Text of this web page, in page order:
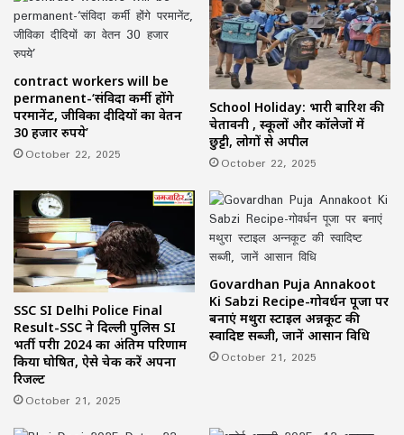
contract workers will be
permanent-‘संविदा कर्मी होंगे
परमानेंट, जीविका दीदियों का वेतन
30 हजार रुपये’
October 22, 2025
School Holiday: भारी बारिश की
चेतावनी , स्कूलों और कॉलेजों में
छुट्टी, लोगों से अपील
October 22, 2025
SSC SI Delhi Police Final
Result-SSC ने दिल्ली पुलिस SI
भर्ती परीक्षा 2024 का अंतिम परिणाम
किया घोषित, ऐसे चेक करें अपना
रिजल्ट
October 21, 2025
Govardhan Puja Annakoot
Ki Sabzi Recipe-गोवर्धन पूजा पर
बनाएं मथुरा स्टाइल अन्नकूट की
स्वादिष्ट सब्जी, जानें आसान विधि
October 21, 2025